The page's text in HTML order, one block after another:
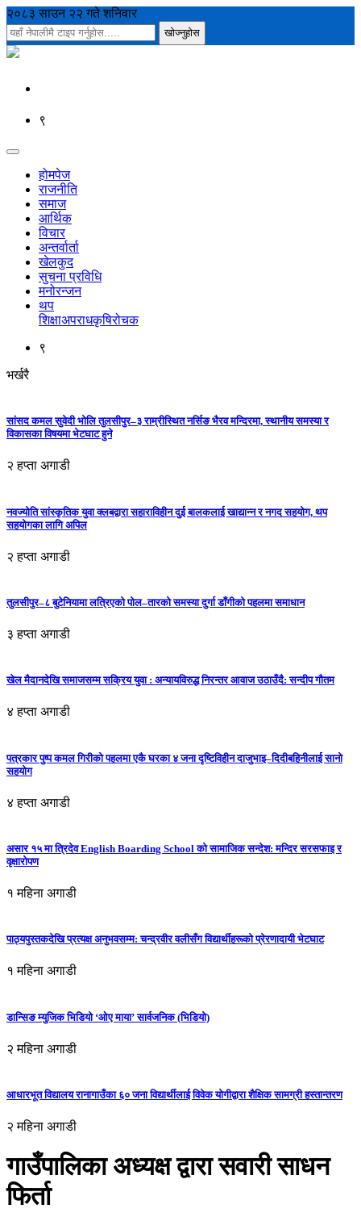
२०८३ साउन २२ गते शनिवार
९
होमपेज
राजनीति
समाज
आर्थिक
विचार
अन्तर्वार्ता
खेलकुद
सुचना प्रविधि
मनोरन्जन
थप
शिक्षाअपराधकृषिरोचक
९
भर्खरै
सांसद कमल सुवेदी भोलि तुलसीपुर–३ राम्रीस्थित नर्सिङ भैरव मन्दिरमा, स्थानीय समस्या र
विकासका विषयमा भेटघाट हुने
२ हप्ता अगाडी
नवज्योति सांस्कृतिक युवा क्लबद्वारा सहाराविहीन दुई बालकलाई खाद्यान्न र नगद सहयोग, थप
सहयोगका लागि अपिल
२ हप्ता अगाडी
तुलसीपुर–८ बुटेनियामा लत्रिएको पोल–तारको समस्या दुर्गा डाँगीको पहलमा समाधान
३ हप्ता अगाडी
खेल मैदानदेखि समाजसम्म सक्रिय युवा : अन्यायविरुद्ध निरन्तर आवाज उठाउँदै: सन्दीप गौतम
४ हप्ता अगाडी
पत्रकार पुष्प कमल गिरीको पहलमा एकै घरका ४ जना दृष्टिविहीन दाजुभाइ–दिदीबहिनीलाई सानो
सहयोग
४ हप्ता अगाडी
असार १५ मा त्रिदेव English Boarding School को सामाजिक सन्देश: मन्दिर सरसफाइ र
वृक्षारोपण
१ महिना अगाडी
पाठ्यपुस्तकदेखि प्रत्यक्ष अनुभवसम्म: चन्द्रवीर वलीसँग विद्यार्थीहरूको प्रेरणादायी भेटघाट
१ महिना अगाडी
डान्सिङ म्युजिक भिडियो ‘ओए माया’ सार्वजनिक (भिडियो)
२ महिना अगाडी
आधारभूत विद्यालय रानागाउँका ६० जना विद्यार्थीलाई विवेक योगीद्वारा शैक्षिक सामग्री हस्तान्तरण
२ महिना अगाडी
गाउँपालिका अध्यक्ष द्वारा सवारी साधन
फिर्ता